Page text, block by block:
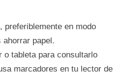
preferiblemente en modo
ahorrar papel.
o tableta para consultarlo
marcadores en tu lector de